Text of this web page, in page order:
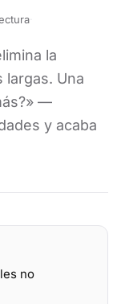
la
largas. Una
—
y acaba
no